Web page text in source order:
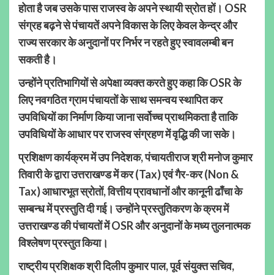
होता है जब उसके पास राजस्व के अपने स्थायी स्रोत हों। OSR
संग्रह बढ़ने से पंचायतें अपने विकास के लिए केवल केन्द्र और
राज्य सरकार के अनुदानों पर निर्भर न रहते हुए स्वावलम्बी बन
सकती है।
उन्होंने प्रतिभागियों से अपेक्षा व्यक्त करते हुए कहा कि OSR के
लिए नवगठित ग्राम पंचायतों के साथ समन्वय स्थापित कर
उपविधियों का निर्माण किया जाना सर्वोच्च प्राथमिकता है ताकि
उपविधियों के आधार पर राजस्व संग्रहण में वृद्धि की जा सके।
प्रशिक्षण कार्यक्रम में उप निदेशक, पंचायतीराज श्री मनोज कुमार
तिवारी के द्वारा उत्तराखण्ड में कर (Tax) एवं गैर-कर (Non &
Tax) आधारभूत स्रोतों, वित्तीय प्रावधानों और कानूनी ढाँचा के
सम्बन्ध में प्रस्तुति दी गई। उन्होंने प्रस्तुतिकरण के क्रम में
उत्तराखण्ड की पंचायतों में OSR और अनुदानों के मध्य तुलनात्मक
विश्लेषण प्रस्तुत किया।
राष्ट्रीय प्रशिक्षक श्री दिलीप कुमार पाल, पूर्व संयुक्त सचिव,